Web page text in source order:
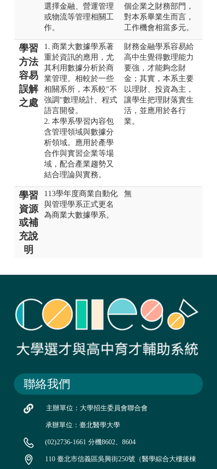
選擇金融、營運管理
或物流等管理相關工
作。
個企業之財務部門，
對本系畢業生而言，
工作機會相當多元。
學習
方法
容易
誤解
之處
1. 商業大數據學系著
重於資訊的應用，尤
其利用數據分析於商
業管理。相較於一些
相關系所，本系較"不
強調"數理統計、程式
語言開發。
2. 本學系學習內容包
含管理領域與數據分
析領域。應用於產學
合作與實習企業等場
域，配合產業趨勢又
結合理論與實務。
財務金融學系容易給
高中生覺得數理能力
要強，才能夠念財
金；其實，本系主要
以理財、投資為主，
讓學生把理財落實生
活，並應用於各行
業。
學習
資源
或補
充說
明
113學年度商業自動化
與管理學系正式更名
為商業大數據學系。
無
聯絡我們
主辦單位：大學招生委員會聯合會
承辦單位：臺北醫學大學
(02)2736-1661 分機8602、8604
110 臺北市信義區吳興街250號（醫學綜合大樓後棟